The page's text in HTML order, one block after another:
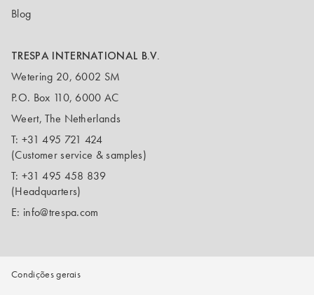
Blog
TRESPA INTERNATIONAL B.V.
Wetering 20, 6002 SM
P.O. Box 110, 6000 AC
Weert, The Netherlands
T: +31 495 721 424
(Customer service & samples)
T: +31 495 458 839
(Headquarters)
E: info@trespa.com
Condições gerais